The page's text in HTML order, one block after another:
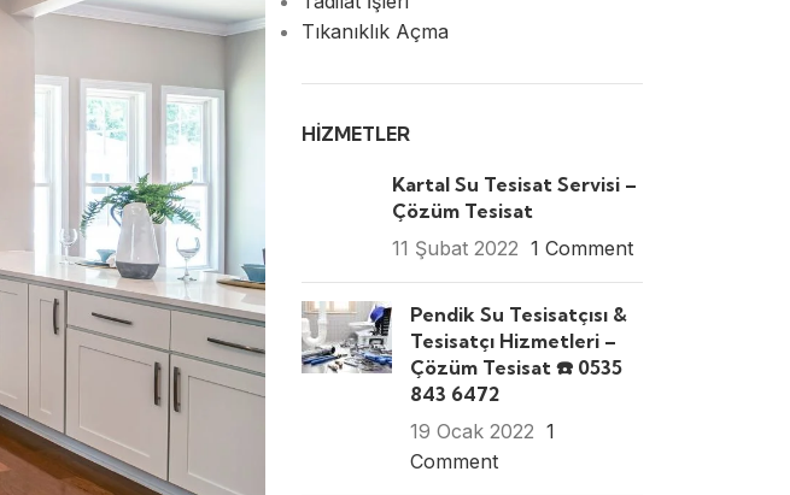
Tıkanıklık Açma
HIZMETLER
Kartal Su Tesisat Servisi –
Çözüm Tesisat
11 Şubat 2022 1 Comment
Pendik Su Tesisatçısı &
Tesisatçı Hizmetleri –
Çözüm Tesisat ☎️ 0535
843 6472
19 Ocak 2022 1
Comment